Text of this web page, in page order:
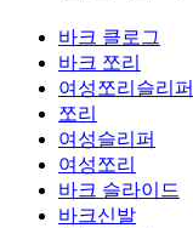
바크 클로그
바크 쪼리
여성쪼리슬리퍼
쪼리
여성슬리퍼
여성쪼리
바크 슬라이드
바크신발